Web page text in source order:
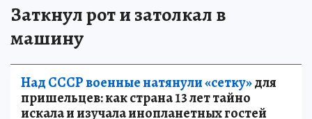
Заткнул рот и затолкал в
машину
Над СССР военные натянули «сетку»для
пришельцев: как страна 13 лет тайно
искала и изучала инопланетных гостей